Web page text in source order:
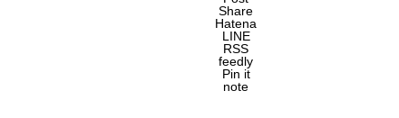
Share
Hatena
LINE
RSS
feedly
Pin it
note